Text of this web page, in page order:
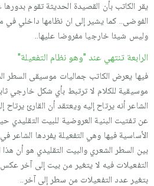
يقر الكاتب بأن القصيدة الحديثة تقوم
الفوضى.. كما يشير إلى ان نظامها داخلي في
وليس شيئا خارجيا مفروضا عليها..
الرابعة تنتهي عند "وهو نظام التفعيلة"
فيها يعرض الكاتب جماليات موسيقى السطر
موسيقية للكلام لا ترتبط بأي شكل خارجي
الشاعر أنه يرتاح إليه ويعتقد أن القارئ
عن تفتيت البنية العروضية للبيت التقليدي
الأساسية فيها وهي التفعيلة يفردها الشاعر
بين السطر الشعري والبيت التقليدي هو أن
التفعيلات فيه لا يتغير من بيت إلى آخر
بتغير عدد التفعيلات من سطر إلى آخر..